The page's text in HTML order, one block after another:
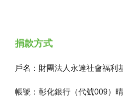
捐款方式
戶名：財團法人永達社會福利
帳號：彰化銀行（代號009）